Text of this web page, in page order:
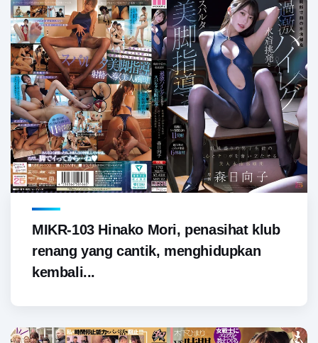
MIKR-103 Hinako Mori, penasihat klub
renang yang cantik, menghidupkan
kembali...